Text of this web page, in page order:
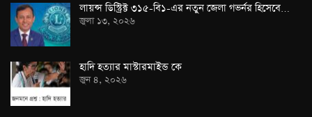
লায়ন্স ডিস্ট্রিক্ট ৩১৫-বি১-এর নতুন জেলা গভর্নর হিসেবে…
জুলা ১৩, ২০২৬
হাদি হত্যার মাস্টারমাইন্ড কে
জুন ৪, ২০২৬